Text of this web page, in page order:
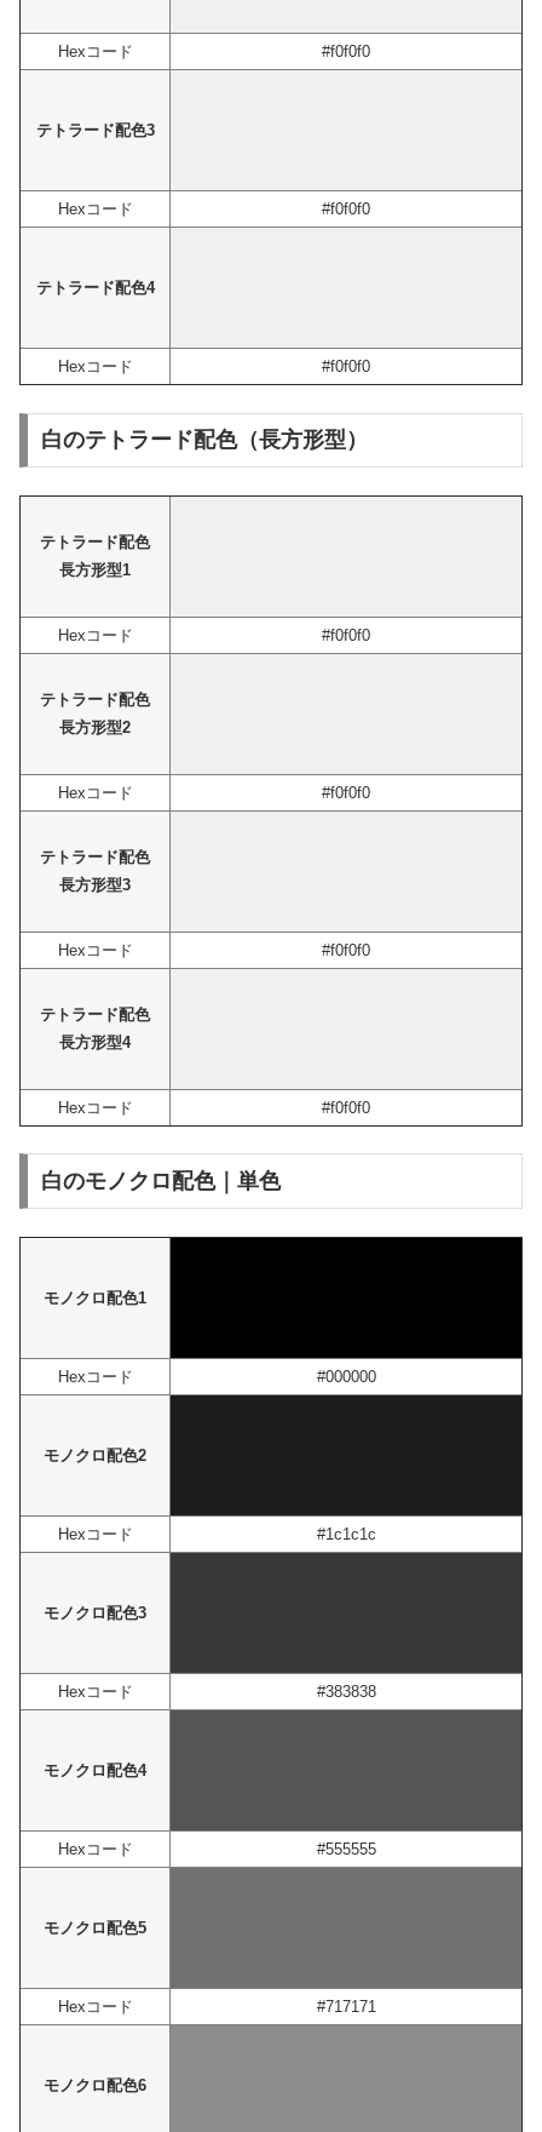
Hexコード #f0f0f0
テトラード配色3
Hexコード #f0f0f0
テトラード配色4
Hexコード #f0f0f0
白のテトラード配色（長方形型）
テトラード配色
長方形型1
Hexコード #f0f0f0
テトラード配色
長方形型2
Hexコード #f0f0f0
テトラード配色
長方形型3
Hexコード #f0f0f0
テトラード配色
長方形型4
Hexコード #f0f0f0
白のモノクロ配色｜単色
モノクロ配色1
Hexコード #000000
モノクロ配色2
Hexコード #1c1c1c
モノクロ配色3
Hexコード #383838
モノクロ配色4
Hexコード #555555
モノクロ配色5
Hexコード #717171
モノクロ配色6